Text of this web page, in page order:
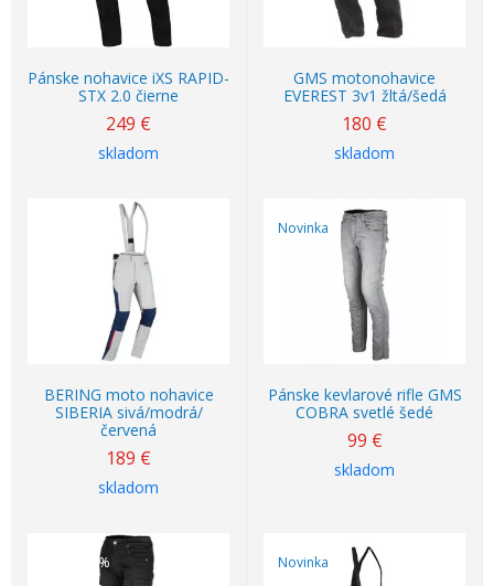
Pánske nohavice iXS RAPID-
STX 2.0 čierne
249 €
skladom
GMS motonohavice
EVEREST 3v1 žltá/šedá
180 €
skladom
BERING moto nohavice
SIBERIA sivá/modrá/
červená
189 €
skladom
Novinka
Pánske kevlarové rifle GMS
COBRA svetlé šedé
99 €
skladom
-17% Novinka